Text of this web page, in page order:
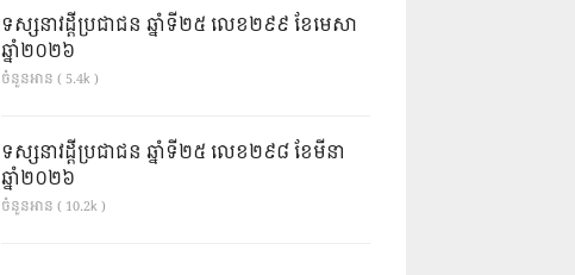
ទស្សនាវដ្ដីប្រជាជន ឆ្នាំទី២៥ លេខ២៩៩ ខែមេសា
ឆ្នាំ២០២៦
ចំនួនអាន ( 5.4k )
ទស្សនាវដ្ដីប្រជាជន ឆ្នាំទី២៥ លេខ២៩៨ ខែមីនា
ឆ្នាំ២០២៦
ចំនួនអាន ( 10.2k )